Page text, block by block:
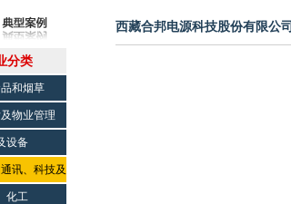
分类
和烟草
物业管理
设备
讯、科技及
所
化工
西藏合邦电源科技股份有限公司